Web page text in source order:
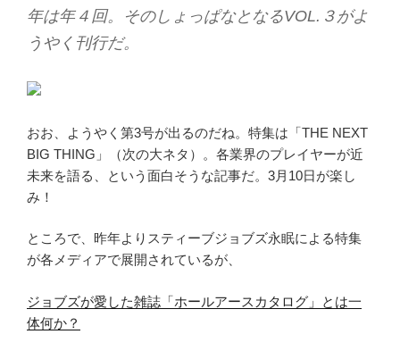
年は年４回。そのしょっぱなとなるVOL.３がよ
うやく刊行だ。
おお、ようやく第3号が出るのだね。特集は「THE NEXT
BIG THING」（次の大ネタ）。各業界のプレイヤーが近
未来を語る、という面白そうな記事だ。3月10日が楽し
み！
ところで、昨年よりスティーブジョブズ永眠による特集
が各メディアで展開されているが、
ジョブズが愛した雑誌「ホールアースカタログ」とは一
体何か？